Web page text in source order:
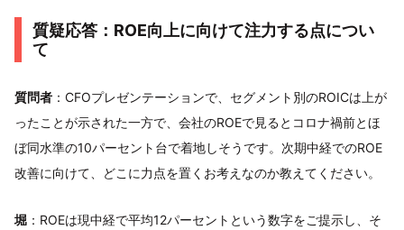
質疑応答：ROE向上に向けて注力する点につい
て
質問者 ：CFOプレゼンテーションで、セグメント別のROICは上が
ったことが示された一方で、会社のROEで見るとコロナ禍前とほ
ぼ同水準の10パーセント台で着地しそうです。次期中経でのROE
改善に向けて、どこに力点を置くお考えなのか教えてください。
堀 ：ROEは現中経で平均12パーセントという数字をご提示し、そ